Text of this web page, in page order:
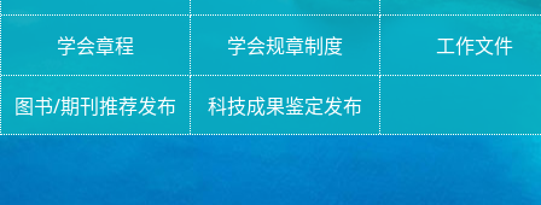
学会章程 学会规章制度 工作文件
图书/期刊推荐发布 科技成果鉴定发布